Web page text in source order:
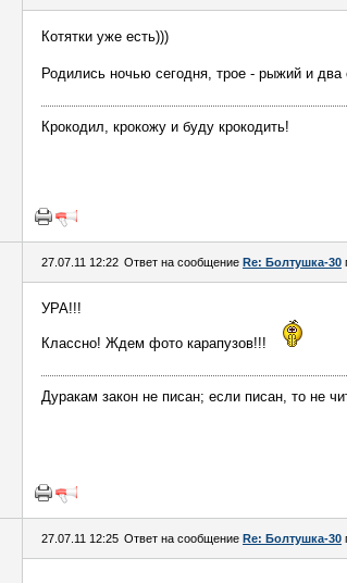
Котятки уже есть)))
Родились ночью сегодня, трое - рыжий и два
Крокодил, крокожу и буду крокодить!
27.07.11 12:22 Ответ на сообщение Re: Болтушка-30
УРА!!!
Классно! Ждем фото карапузов!!!
Дуракам закон не писан; если писан, то не
27.07.11 12:25 Ответ на сообщение Re: Болтушка-30